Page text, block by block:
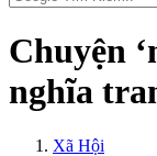
Chuyện
nghĩa
Xã Hội